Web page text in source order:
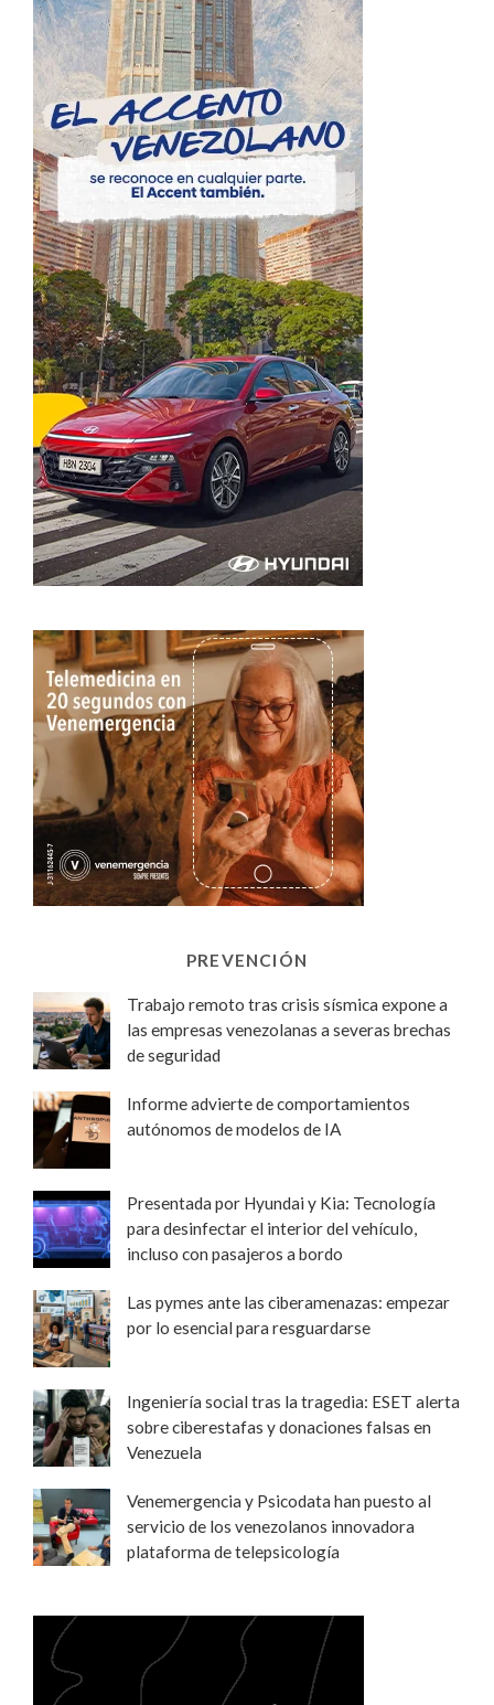
PREVENCIÓN
Trabajo remoto tras crisis sísmica expone a
las empresas venezolanas a severas brechas
de seguridad
Informe advierte de comportamientos
autónomos de modelos de IA
Presentada por Hyundai y Kia: Tecnología
para desinfectar el interior del vehículo,
incluso con pasajeros a bordo
Las pymes ante las ciberamenazas: empezar
por lo esencial para resguardarse
Ingeniería social tras la tragedia: ESET alerta
sobre ciberestafas y donaciones falsas en
Venezuela
Venemergencia y Psicodata han puesto al
servicio de los venezolanos innovadora
plataforma de telepsicología